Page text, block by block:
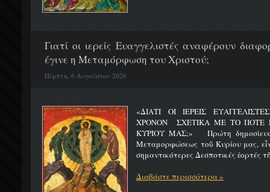
Γιατί οι ιερείς Ευαγγελιστές αναφέρουν
έγινε η Μεταμόρφωση του Χριστού;
Πέμπτη, 6 Αυγούστου 2026
«ΔΙΑΤΙ ΟΙ ΙΕΡΕΙΣ
ΧΡΟΝΟΝ ΣΧΕΤΙΚΑ ΜΕ ΤΟ ΠΟΤΕ
ΚΥΡΙΟΥ ΜΑΣ;» Πρώτη
Μεταμορφώσεως τοῦ Κυρίου μας,
σημαντικότερες Δεσποτικές ἑορτές
Διαβάστε περισσότερα »